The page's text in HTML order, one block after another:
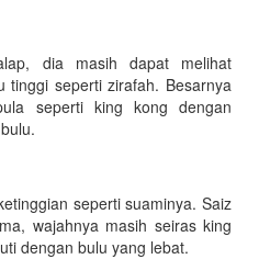
dia masih dapat melihat
tinggi seperti zirafah. Besarnya
seperti king kong dengan
seperti suaminya. Saiz
wajahnya masih seiras king
dengan bulu yang lebat.